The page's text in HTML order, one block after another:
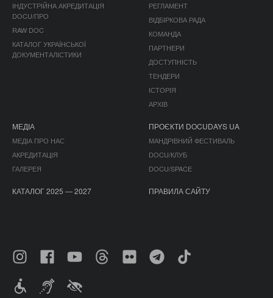
ІНДУСТРІЙНА АКРЕДИТАЦІЯ
DOCU/ПРО
RAW DOC
КАТАЛОГ УКРАЇНСЬКОЇ
ДОКУМЕНТАЛІСТИКИ
РЕГЛАМЕНТ
ВІДБІРКОВА РАДА
КОМАНДА
ПАРТНЕРИ
ДОСТУПНІСТЬ
ТЕНДЕРИ
ІСТОРІЯ
АРХІВ
МЕДІА
МЕДІА ПРО НАС
АКРЕДИТАЦІЯ
ГАЛЕРЕЯ
ПРОЄКТИ DOCUDAYS UA
МАНДРІВНИЙ ФЕСТИВАЛЬ
DOCU/КЛУБ
DOCU/SPACE
КАТАЛОГ 2025 — 2027 ПРАВИЛА САЙТУ